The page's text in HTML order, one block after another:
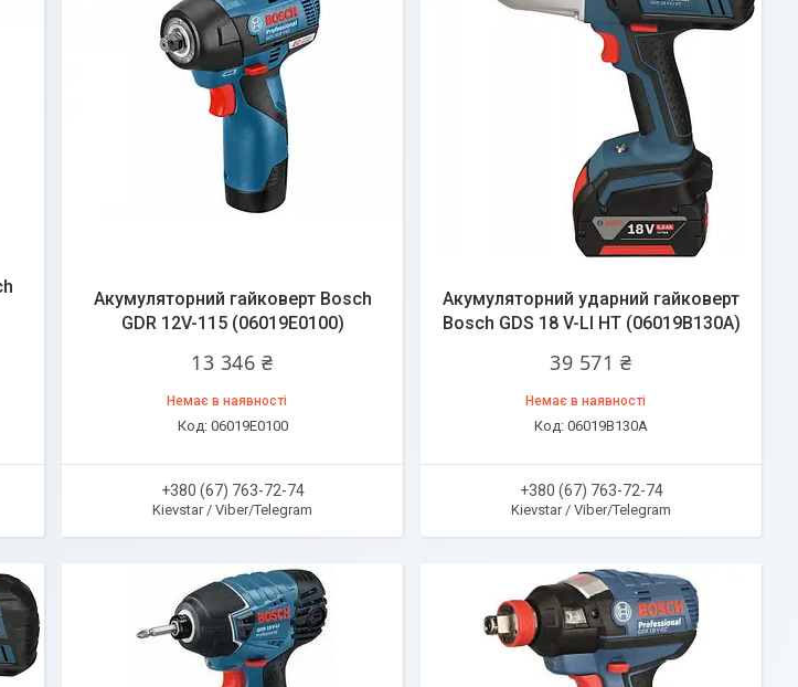
Акумуляторний гайковерт Bosch
GDR 12V-115 (06019E0100)
13 346 ₴
Немає в наявності
06019E0100
+380 (67) 763-72-74
Kievstar / Viber/Telegram
Акумуляторний ударний гайковерт
Bosch GDS 18 V-LI HT (06019B130A)
39 571 ₴
Немає в наявності
06019B130A
+380 (67) 763-72-74
Kievstar / Viber/Telegram